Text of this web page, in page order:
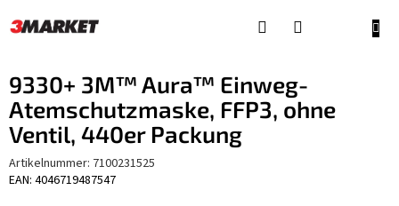
Inhalt
9330+ 3M™ Aura™ Einweg-
Atemschutzmaske, FFP3, ohne
Ventil, 440er Packung
Artikelnummer: 7100231525
EAN: 4046719487547